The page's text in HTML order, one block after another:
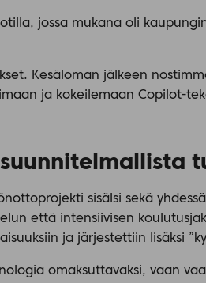
jossa mukana oli
Kesäloman jälkeen
ja kokeilemaan Copilot-
sisälsi sekä
että intensiivisen
ja järjestettiin lisäksi
omaksuttavaksi, vaan